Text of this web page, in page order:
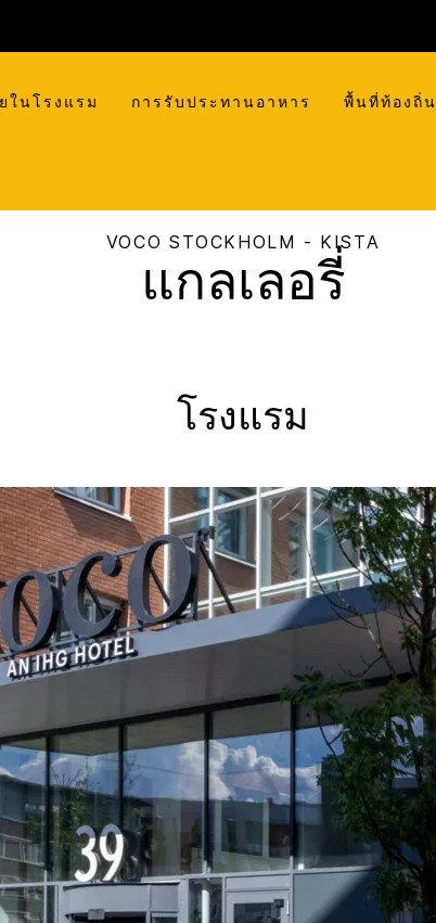
ในโรงแรม การรับประทานอาหาร พื้นที่ท้องถิ่น
VOCO STOCKHOLM - KISTA
แกลเลอรี่
โรงแรม